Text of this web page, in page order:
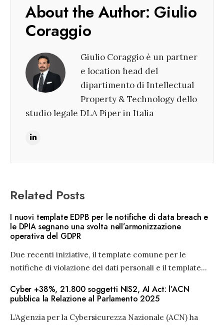
About the Author: Giulio
Coraggio
Giulio Coraggio è un partner
e location head del
dipartimento di Intellectual
Property & Technology dello
studio legale DLA Piper in Italia
Related Posts
I nuovi template EDPB per le notifiche di data breach e
le DPIA segnano una svolta nell’armonizzazione
operativa del GDPR
Due recenti iniziative, il template comune per le
notifiche di violazione dei dati personali e il template...
Cyber +38%, 21.800 soggetti NIS2, AI Act: l’ACN
pubblica la Relazione al Parlamento 2025
L’Agenzia per la Cybersicurezza Nazionale (ACN) ha